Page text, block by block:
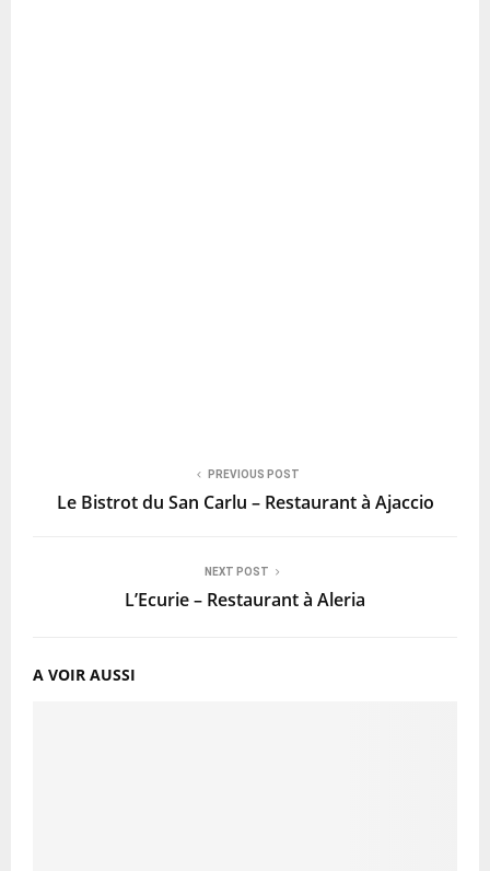
PREVIOUS POST
Le Bistrot du San Carlu – Restaurant à Ajaccio
NEXT POST
L’Ecurie – Restaurant à Aleria
A VOIR AUSSI